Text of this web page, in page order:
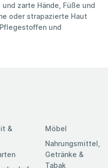
zarte Hände, Füße und
oder strapazierte Haut
und
&
Möbel
Nahrungsmittel,
Getränke &
Tabak